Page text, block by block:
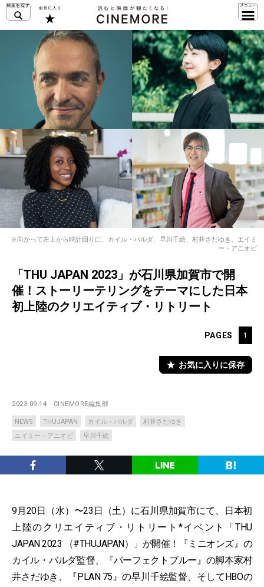
※向かって左上から時計回りに、カイル・バルダ、早川千絵、村井さだゆき、エイミ
ー・アニオビ
「THU JAPAN 2023」が⽯川県加賀市で開
催！ストーリーテリングをテーマにした⽇本
初上陸のクリエイティブ・リトリート
PAGES 1
お気に入りに保存
2023.09.14 CINEMORE編集部
NEWS THUJAPAN カイル・バルダ
村井さだゆき
エイミー・アニオビ
早川千絵
9⽉20⽇（⽔）〜23⽇（⼟）に⽯川県加賀市にて、⽇本初
上陸のクリエイティブ・リトリート*イベント「THU
JAPAN 2023 （#THUJAPAN）」が開催！『ミニオンズ』の
カイル・バルダ監督、『パーフェクトブルー』の脚本家村
井さだゆき、『PLAN 75』の早川千絵監督、そしてHBOの